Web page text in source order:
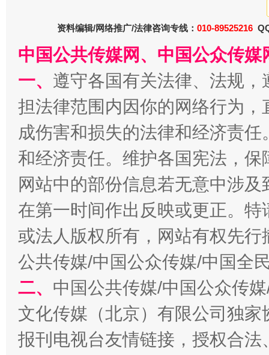
习近平的博鳌关键词
魏明亮
“刷贴”乱象丛生
生
资料编辑/网络推广/法律咨询专线： 010-89525216
中国公共传媒网、中国公众传
一、 遵守各国有关法律、法规
担法律范围内因你的网络行为
成伤害和损失的法律和经济责
和经济责任。维护各国宪法，
网站中的部份信息若无意中涉
在第一时间作出反映或更正。
或法人版权所有，网站有权先
公共传媒/中国公众传媒/中国全
二、 中国公共传媒/中国公众传
文化传媒（北京）有限公司独
报刊电视台友情链接，授权合